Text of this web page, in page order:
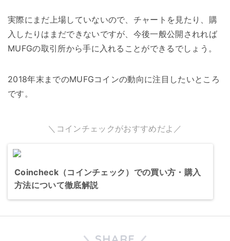
実際にまだ上場していないので、チャートを見たり、購
入したりはまだできないですが、今後一般公開されれば
MUFGの取引所から手に入れることができるでしょう。
2018年末までのMUFGコインの動向に注目したいところ
です。
＼コインチェックがおすすめだよ／
Coincheck（コインチェック）での買い方・購入
方法について徹底解説